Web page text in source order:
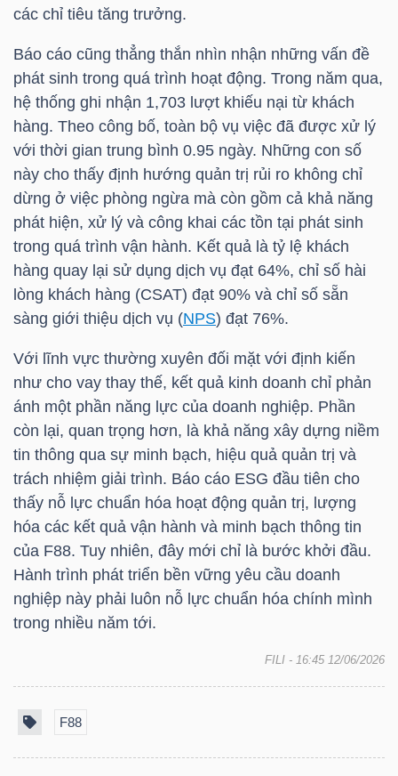
các chỉ tiêu tăng trưởng.
Báo cáo cũng thẳng thắn nhìn nhận những vấn đề
phát sinh trong quá trình hoạt động. Trong năm qua,
hệ thống ghi nhận 1,703 lượt khiếu nại từ khách
hàng. Theo công bố, toàn bộ vụ việc đã được xử lý
với thời gian trung bình 0.95 ngày. Những con số
này cho thấy định hướng quản trị rủi ro không chỉ
dừng ở việc phòng ngừa mà còn gồm cả khả năng
phát hiện, xử lý và công khai các tồn tại phát sinh
trong quá trình vận hành. Kết quả là tỷ lệ khách
hàng quay lại sử dụng dịch vụ đạt 64%, chỉ số hài
lòng khách hàng (CSAT) đạt 90% và chỉ số sẵn
sàng giới thiệu dịch vụ (NPS) đạt 76%.
Với lĩnh vực thường xuyên đối mặt với định kiến
như cho vay thay thế, kết quả kinh doanh chỉ phản
ánh một phần năng lực của doanh nghiệp. Phần
còn lại, quan trọng hơn, là khả năng xây dựng niềm
tin thông qua sự minh bạch, hiệu quả quản trị và
trách nhiệm giải trình. Báo cáo ESG đầu tiên cho
thấy nỗ lực chuẩn hóa hoạt động quản trị, lượng
hóa các kết quả vận hành và minh bạch thông tin
của F88. Tuy nhiên, đây mới chỉ là bước khởi đầu.
Hành trình phát triển bền vững yêu cầu doanh
nghiệp này phải luôn nỗ lực chuẩn hóa chính mình
trong nhiều năm tới.
FILI - 16:45 12/06/2026
F88
YẾU
DÙNG
THIẾT
YẾU
CHĂM
SÓC
SỨC
KHỎE
TÀI
CHÍNH
CÔNG
TIN